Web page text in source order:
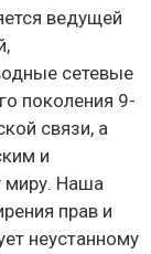
ведущей
сетевые
поколения 9-
связи, а
и
миру. Наша
прав и
неустанному